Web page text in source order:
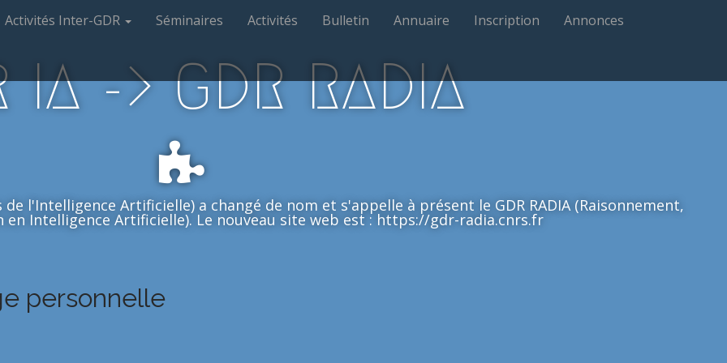
Activités Inter-GDR Séminaires Activités Bulletin Annuaire Inscription Annonces
IA -> GDR RADIA
l'Intelligence Artificielle) a changé de nom et s'appelle à présent le GDR RADIA (Raisonnement,
en Intelligence Artificielle). Le nouveau site web est : https://gdr-radia.cnrs.fr
personnelle